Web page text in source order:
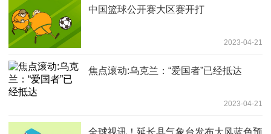
中国篮球公开赛大区赛开打
2023-04-21
焦点滚动:乌克兰：“爱国者”已经抵达
2023-04-21
全球视讯！延长县气象台发布大风蓝色预